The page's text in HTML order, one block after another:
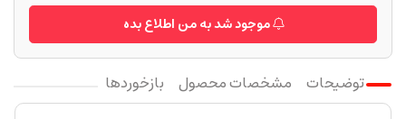
موجود شد به من اطلاع بده
توضیحات مشخصات محصول بازخوردها